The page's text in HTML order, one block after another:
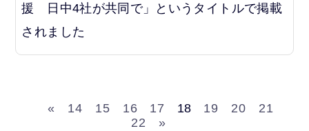
援 日中4社が共同で」というタイトルで掲載
されました
« 14 15 16 17 18 19 20
21
22
»